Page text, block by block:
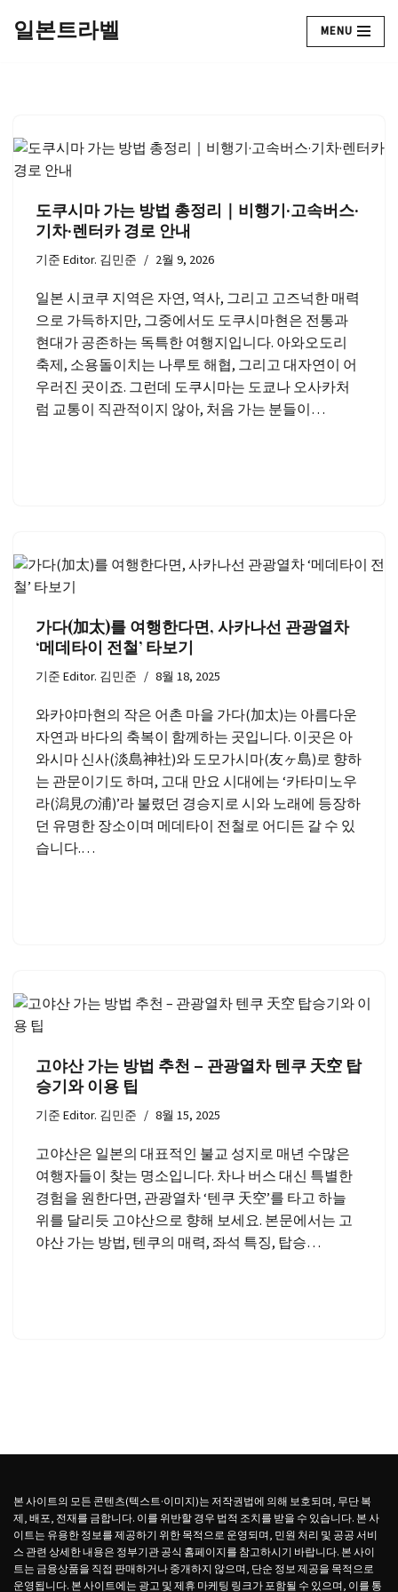
건
뛰
일본트라벨 MENU
도쿠시마 가는 방법 총정리｜비행기·고속버스·
기차·렌터카 경로 안내
기준Editor. 김민준 2월 9, 2026
일본 시코쿠 지역은 자연, 역사, 그리고 고즈넉한 매력
으로 가득하지만, 그중에서도 도쿠시마현은 전통과
현대가 공존하는 독특한 여행지입니다. 아와오도리
축제, 소용돌이치는 나루토 해협, 그리고 대자연이 어
우러진 곳이죠. 그런데 도쿠시마는 도쿄나 오사카처
럼 교통이 직관적이지 않아, 처음 가는 분들이…
가다(加太)를 여행한다면, 사카나선 관광열차
‘메데타이 전철’ 타보기
기준Editor. 김민준 8월 18, 2025
와카야마현의 작은 어촌 마을 가다(加太)는 아름다운
자연과 바다의 축복이 함께하는 곳입니다. 이곳은 아
와시마 신사(淡島神社)와 도모가시마(友ヶ島)로 향하
는 관문이기도 하며, 고대 만요 시대에는 ‘카타미노우
라(潟見の浦)’라 불렸던 경승지로 시와 노래에 등장하
던 유명한 장소이며 메데타이 전철로 어디든 갈 수 있
습니다.…
고야산 가는 방법 추천 – 관광열차 텐쿠 天空 탑
승기와 이용 팁
기준Editor. 김민준 8월 15, 2025
고야산은 일본의 대표적인 불교 성지로 매년 수많은
여행자들이 찾는 명소입니다. 차나 버스 대신 특별한
경험을 원한다면, 관광열차 ‘텐쿠 天空’를 타고 하늘
위를 달리듯 고야산으로 향해 보세요. 본문에서는 고
야산 가는 방법, 텐쿠의 매력, 좌석 특징, 탑승…
본 사이트의 모든 콘텐츠(텍스트·이미지)는 저작권법에 의해 보호되며, 무단 복
제, 배포, 전재를 금합니다. 이를 위반할 경우 법적 조치를 받을 수 있습니다. 본 사
이트는 유용한 정보를 제공하기 위한 목적으로 운영되며, 민원 처리 및 공공 서비
스 관련 상세한 내용은 정부기관 공식 홈페이지를 참고하시기 바랍니다. 본 사이
트는 금융상품을 직접 판매하거나 중개하지 않으며, 단순 정보 제공을 목적으로
운영됩니다. 본 사이트에는 광고 및 제휴 마케팅 링크가 포함될 수 있으며, 이를 통